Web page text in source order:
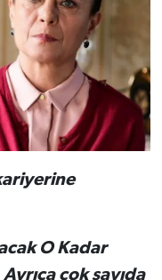
O Kadar
çok sayıda